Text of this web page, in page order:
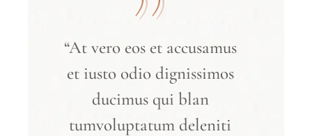
“At vero eos et accusamus
et iusto odio dignissimos
ducimus qui blan
tumvoluptatum deleniti